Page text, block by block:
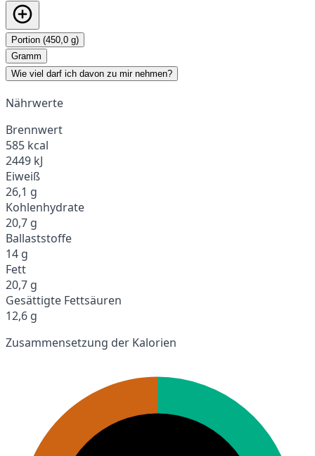
Portion (450,0 g)
Gramm
Wie viel darf ich davon zu mir nehmen?
Nährwerte
Brennwert
585 kcal
2449 kJ
Eiweiß
26,1 g
Kohlenhydrate
20,7 g
Ballaststoffe
14 g
Fett
20,7 g
Gesättigte Fettsäuren
12,6 g
Zusammensetzung der Kalorien